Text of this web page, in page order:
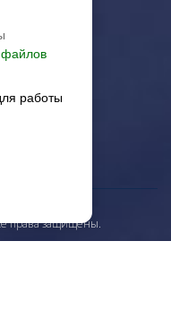
права защищены.
файлов
работы